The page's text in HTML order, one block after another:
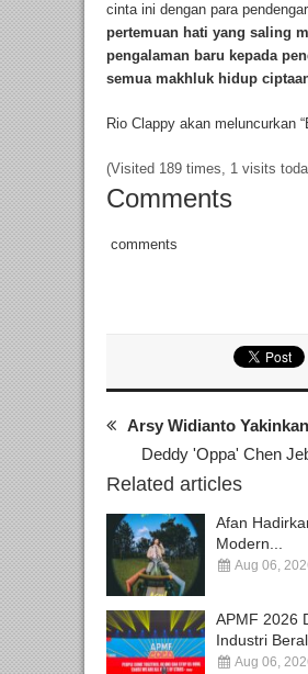
cinta ini dengan para pendengar
pertemuan hati yang saling
pengalaman baru kepada
semua makhluk hidup
Rio Clappy akan meluncurkan
(Visited 189 times, 1 visits
Comments
comments
Arsy Widianto
Deddy 'Oppa' Chen
Related articles
Afan
Modern...
Aug 06,
APMF 2026
Industri
Aug 06,